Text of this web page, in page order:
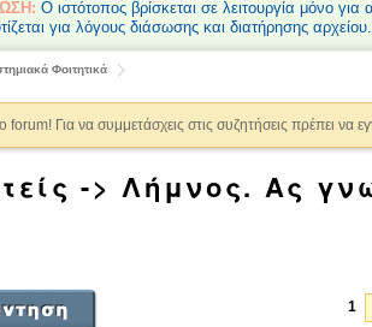
Ο ιστότοπος βρίσκεται σε λειτουργία μόνο
για λόγους διάσωσης και διατήρησης αρχείου.
Φοιτητικά
forum! Για να συμμετάσχεις στις συζητήσεις πρέπει να
-> Λήμνος. Ας
1